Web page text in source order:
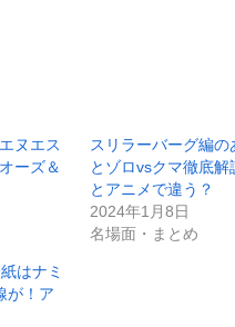
ヌエス
ーズ＆
スリラーバーグ編の
とゾロvsクマ徹底解
とアニメで違う？
2024年1月8日
名場面・まとめ
はナミ
が！ア